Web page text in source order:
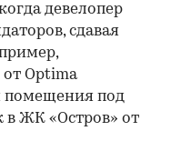
девелопер
сдавая
Optima
помещения под
в ЖК «Остров» от